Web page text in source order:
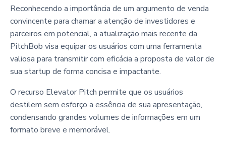
Reconhecendo a importância de um argumento de venda
convincente para chamar a atenção de investidores e
parceiros em potencial, a atualização mais recente da
PitchBob visa equipar os usuários com uma ferramenta
valiosa para transmitir com eficácia a proposta de valor de
sua startup de forma concisa e impactante.
O recurso Elevator Pitch permite que os usuários
destilem sem esforço a essência de sua apresentação,
condensando grandes volumes de informações em um
formato breve e memorável.